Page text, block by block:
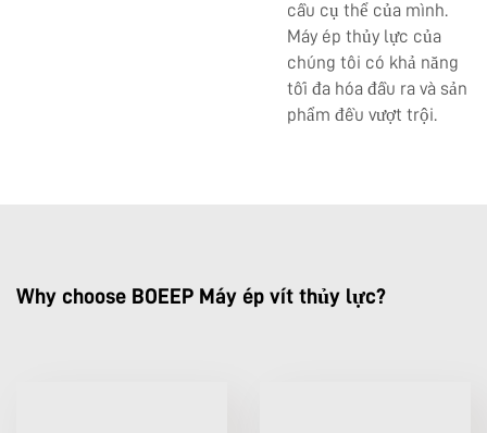
cầu cụ thể của mình.
Máy ép thủy lực của
chúng tôi có khả năng
tối đa hóa đầu ra và sản
phẩm đều vượt trội.
Why choose BOEEP Máy ép vít thủy lực?